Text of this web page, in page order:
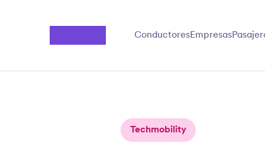
ConductoresEmpresas
Techmobility